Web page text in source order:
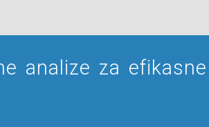
analize za efikasne